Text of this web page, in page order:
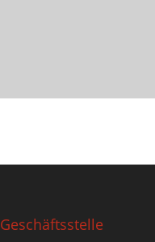
Geschäftsstelle